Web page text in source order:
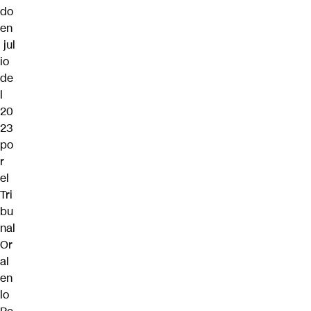
do
en
jul
io
de
l
20
23
po
r
el
Tri
bu
nal
Or
al
en
lo